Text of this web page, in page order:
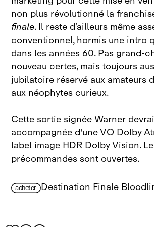
non plus révolutionné la
finale. Il reste d’ailleurs même
conventionnel, hormis une intro
dans les années 60. Pas
nouveau certes, mais toujours
jubilatoire réservé aux amateurs
aux néophytes curieux.
Cette sortie signée Warner
accompagnée d'une VO Dolby
label image HDR Dolby Vision.
précommandes sont ouvertes.
acheter Destination Finale